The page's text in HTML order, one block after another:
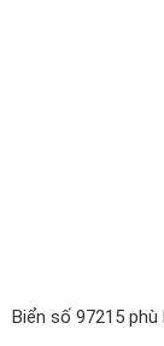
Biển số 97215